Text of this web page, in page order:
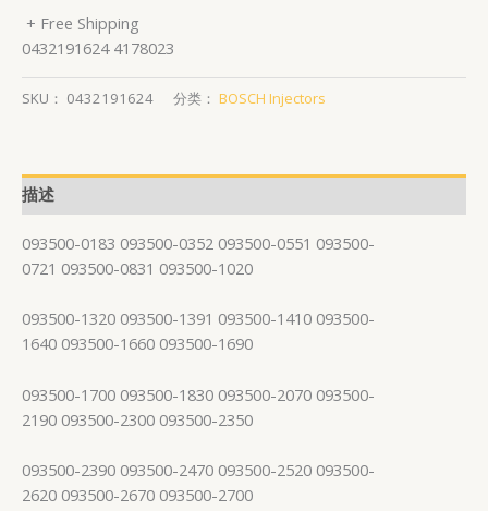
+ Free Shipping
0432191624 4178023
SKU： 0432191624 分类： BOSCH Injectors
描述
093500-0183 093500-0352 093500-0551 093500-
0721 093500-0831 093500-1020
093500-1320 093500-1391 093500-1410 093500-
1640 093500-1660 093500-1690
093500-1700 093500-1830 093500-2070 093500-
2190 093500-2300 093500-2350
093500-2390 093500-2470 093500-2520 093500-
2620 093500-2670 093500-2700